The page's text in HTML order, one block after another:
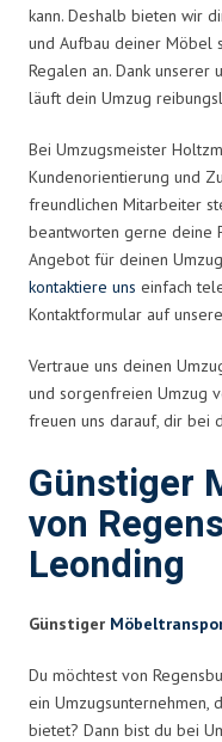
kann. Deshalb bieten wir
und Aufbau deiner Möbel
Regalen an. Dank unserer
läuft dein Umzug
Bei Umzugsmeister
Kundenorientierung und
freundlichen Mitarbeiter
beantworten gerne deine
Angebot für deinen
kontaktiere uns einfach
Kontaktformular auf
Vertraue uns deinen
und sorgenfreien Umzug
freuen uns darauf, dir bei
Günstiger
von
Leonding
Günstiger
Du möchtest von
ein Umzugsunternehmen,
bietet? Dann bist du bei